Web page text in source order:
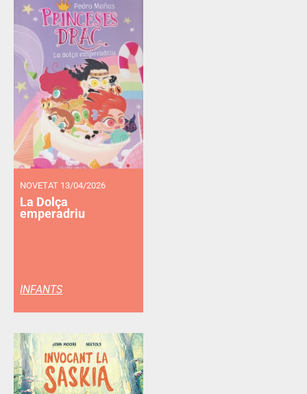
NOVETAT 13/04/2026
La Dolça
emperadriu
INFANTS